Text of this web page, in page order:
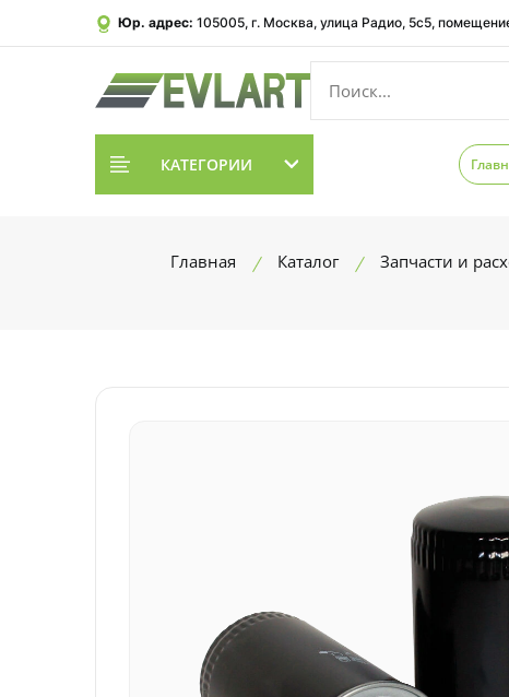
Юр. адрес: 105005, г. Москва, улица Радио, 5с5,
КАТЕГОРИИ
Главная Каталог Запчасти и